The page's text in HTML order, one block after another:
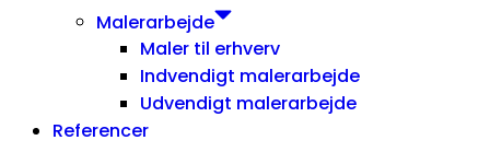
Malerarbejde
Maler til erhverv
Indvendigt malerarbejde
Udvendigt malerarbejde
Referencer